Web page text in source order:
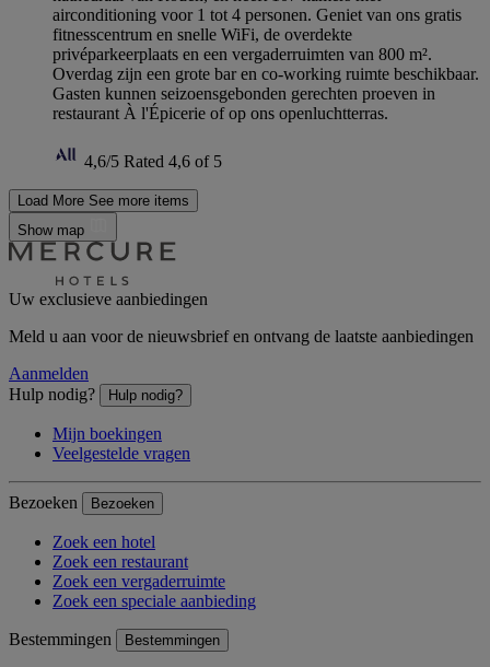
airconditioning voor 1 tot 4 personen. Geniet van ons gratis
fitnesscentrum en snelle WiFi, de overdekte
privéparkeerplaats en een vergaderruimten van 800 m².
Overdag zijn een grote bar en co-working ruimte beschikbaar.
Gasten kunnen seizoensgebonden gerechten proeven in
restaurant À l'Épicerie of op ons openluchtterras.
4,6/5 Rated 4,6 of 5
Load More See more items
Show map
Uw exclusieve aanbiedingen
Meld u aan voor de nieuwsbrief en ontvang de laatste aanbiedingen
Aanmelden
Hulp nodig?
Hulp nodig?
Mijn boekingen
Veelgestelde vragen
Bezoeken Bezoeken
Zoek een hotel
Zoek een restaurant
Zoek een vergaderruimte
Zoek een speciale aanbieding
Bestemmingen Bestemmingen